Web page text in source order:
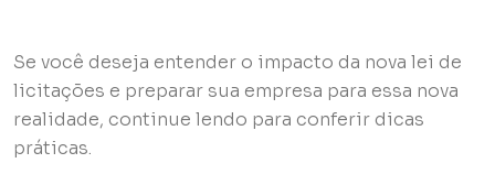
Se você deseja entender o impacto da nova lei de
licitações e preparar sua empresa para essa nova
realidade, continue lendo para conferir dicas
práticas.